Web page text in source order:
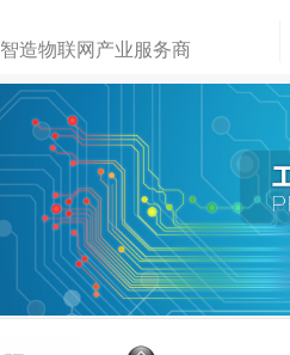
智造物联网产业服务商